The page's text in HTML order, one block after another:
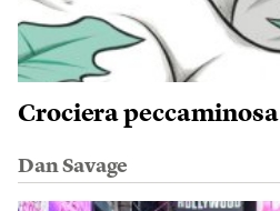
Crociera peccaminosa
Dan Savage